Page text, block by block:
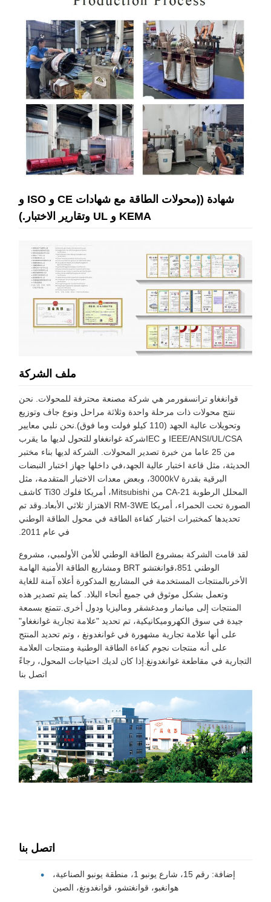
شهادة ((محولات الطاقة مع شهادات CE و ISO و
KEMA و UL وتقارير الاختبار.)
ملف الشركة
قوانغغاو ترانسفورمر هي شركة مصنعة محترفة للمحولات. نحن
ننتج محولات ذات مرحلة واحدة وثلاثة مراحل ونوع جاف وتوزيع
وتحويلات عالية الجهد (110 كيلو فولت وما فوق).نحن نلبي معايير
IEEE/ANSI/UL/CSA و IECشركة غوانغغاو للتحول لديها ما يقرب
من 25 عاما من خبرة تصدير المحولات. الشركة لديها بناء مختبر
الحديثة، مثل قاعة اختبار عالية الجهد،في داخلها جهاز اختبار النبضات
البرقية بقدرة 3000kV، وبعض معدات الاختبار المتقدمة، مثل
المحلل الرطوبة CA-21 من Mitsubishi، أمريكا فلوك Ti30 كاشف
الصورة تحت الحمراء، أمريكا RM-3WE الاهتزاز ثلاثي الأبعاد.وقد تم
تحديدها كمختبرات اختبار كفاءة الطاقة في محول الطاقة الوطني
في عام 2011.
لقد قامت الشركة بمشروع الطاقة الوطني للأمن الأولمبي، مشروع
الوطني 851،قوانغتشو BRT ومشاريع الطاقة الأمنية الهامة
الأخرىالمنتجات المستخدمة في المشاريع المذكورة أعلاه آمنة للغاية
وتعمل بشكل موثوق في جميع أنحاء البلاد. كما يتم تصدير هذه
المنتجات إلى ميانمار ومدغشقر وماليزيا ودول أخرى.تتمتع بسمعة
جيدة في سوق الكهروميكانيكية، تم تحديد "علامة تجارية غوانغغاو"
على أنها علامة تجارية مشهورة في غوانغدونغ ، وتم تحديد المنتج
على أنه منتجات نجوم كفاءة الطاقة الوطنية ومنتجات العلامة
التجارية في مقاطعة غوانغدونغ.إذا كان لديك احتياجات المحول، رجاءً
اتصل بنا
اتصل بنا
إضافة: رقم 15، شارع يونبو 1، منطقة يونبو الصناعية،
هوانغبو، قوانغتشو، قوانغدونغ، الصين